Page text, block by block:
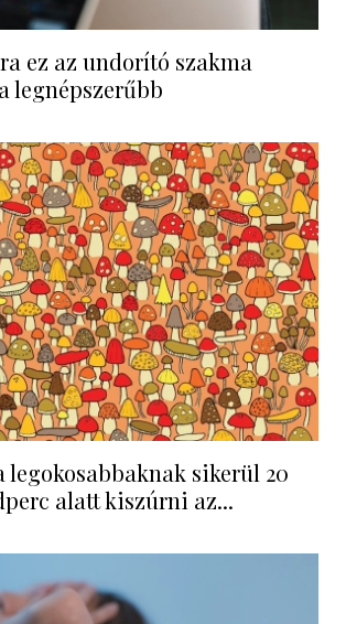
ez az undorító szakma
legnépszerűbb
legokosabbaknak sikerül 20
alatt kiszúrni az...